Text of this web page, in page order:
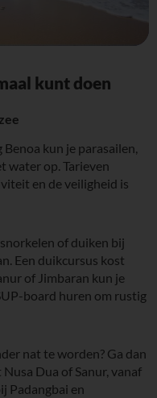
kunt doen
kun je parasailen,
water op. Tarieven
en de veiligheid is
of duiken bij
Een duikcursus kost
of Jimbaran kun je
board huren om rustig
nat te worden? Ga dan
Dua of Sanur, vanaf
Padangbai en